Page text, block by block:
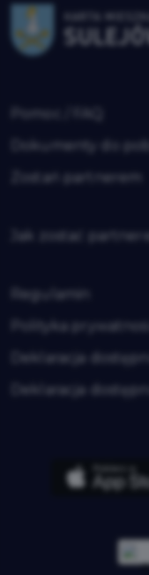
Dokumenty do
Zostań partnerem
Jak zostać
Regulamin
Polityka
Deklaracja
Deklaracja